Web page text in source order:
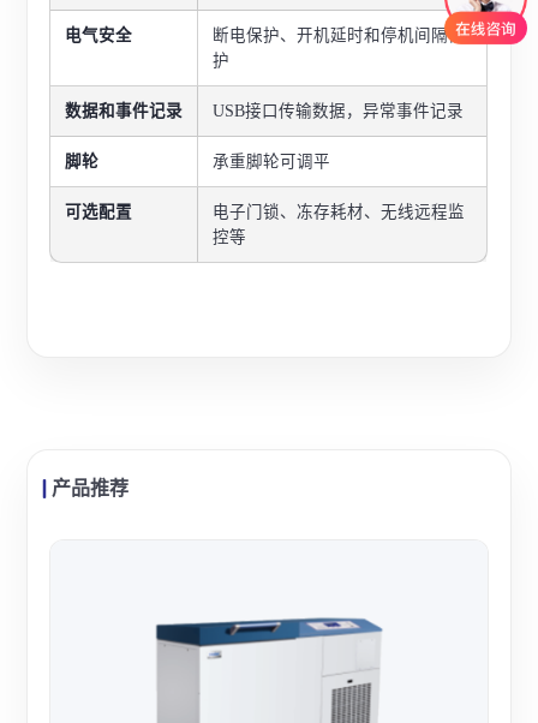
电气安全
断电保护、开机延时和停机间隔保
护
数据和事件记录 USB接口传输数据，异常事件记录
脚轮 承重脚轮可调平
可选配置
电子门锁、冻存耗材、无线远程监
控等
产品推荐